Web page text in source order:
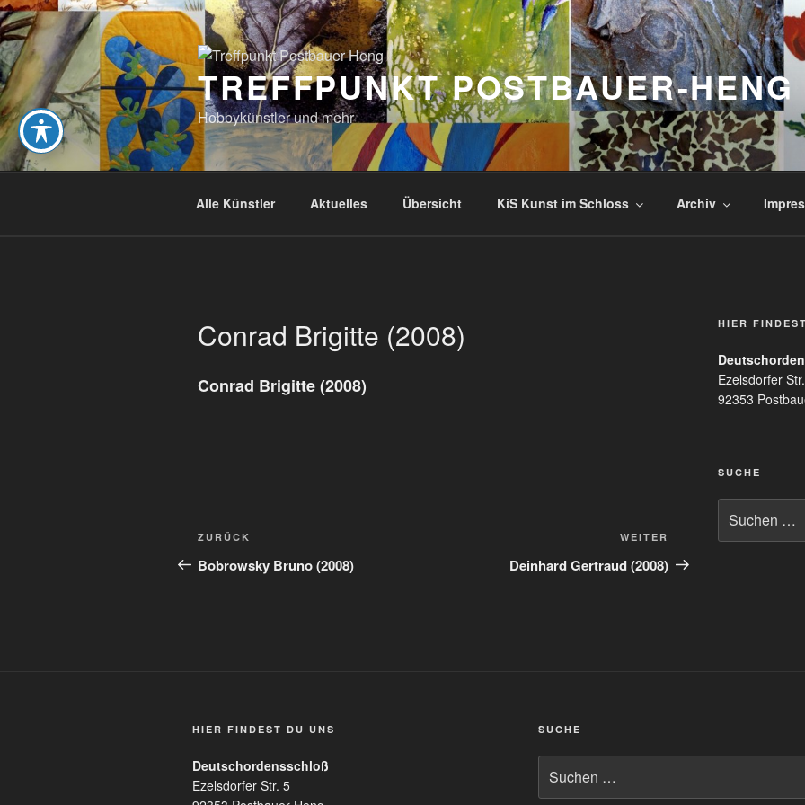
Zum
Inhalt
springen
TREFFPUNKT POSTBAUER-HENG
Hobbykünstler und mehr
Alle Künstler Aktuelles Übersicht KiS Kunst im Schloss Archiv
Conrad Brigitte (2008)
Conrad Brigitte (2008)
Beitragsnavigation
Vorheriger
Beitrag
ZURÜCK
Bobrowsky Bruno (2008)
Nächster
Beitrag
WEITER
Deinhard Gertraud (2008)
HIER
Ezelsdorfer
92353
SUCHE
nach:
HIER FINDEST DU UNS
Deutschordensschloß
Ezelsdorfer Str. 5
SUCHE
nach: